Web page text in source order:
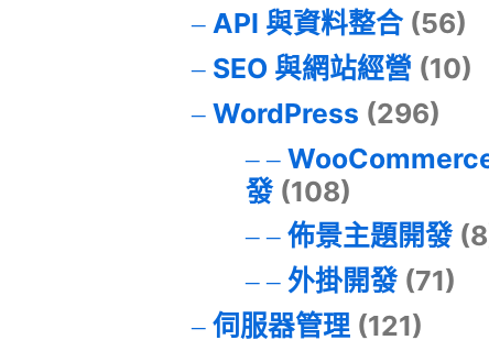
API 與資料整合(56)
SEO 與網站經營 (10)
WordPress (296)
發(108)
佈景主題開發
外掛開發(71)
伺服器管理(121)